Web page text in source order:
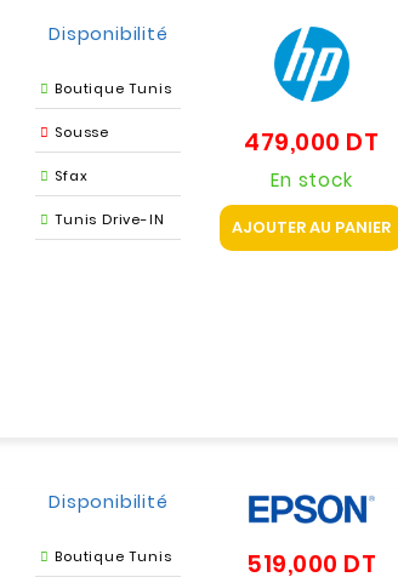
Disponibilité
Boutique Tunis
Sousse
Sfax
Tunis Drive-IN
479,000 DT
En stock
AJOUTER AU PANIER
Disponibilité
Boutique Tunis 519,000 DT